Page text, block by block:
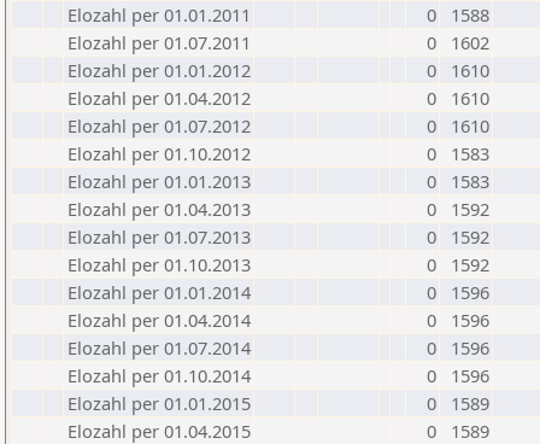
Elozahl per 01.01.2011
0
1588
Elozahl per 01.07.2011
0
1602
Elozahl per 01.01.2012
0
1610
Elozahl per 01.04.2012
0
1610
Elozahl per 01.07.2012
0
1610
Elozahl per 01.10.2012
0
1583
Elozahl per 01.01.2013
0
1583
Elozahl per 01.04.2013
0
1592
Elozahl per 01.07.2013
0
1592
Elozahl per 01.10.2013
0
1592
Elozahl per 01.01.2014
0
1596
Elozahl per 01.04.2014
0
1596
Elozahl per 01.07.2014
0
1596
Elozahl per 01.10.2014
0
1596
Elozahl per 01.01.2015
0
1589
Elozahl per 01.04.2015
0
1589